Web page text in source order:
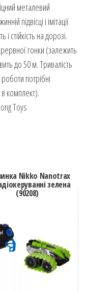
металевий
підвісці і імітації
стійкість на дорозі.
гонки (залежить
до 50 м. Тривалість
потрібні
комплект).
Toys
Nikko Nanotrax
зелена
(90208)